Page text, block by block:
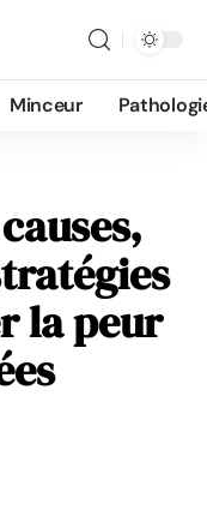
Minceur
la peur